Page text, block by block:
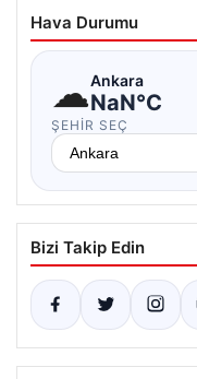
Hava Durumu
☁Ankara
NaN°C
ŞEHIR SEÇ
Bizi Takip Edin